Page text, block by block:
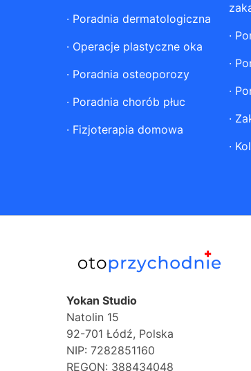
· Poradnia dermatologiczna
· Operacje plastyczne oka
· Poradnia osteoporozy
· Poradnia chorób płuc
· Fizjoterapia domowa
·
·
·
·
·
Yokan Studio
Natolin 15
92-701 Łódź, Polska
NIP: 7282851160
REGON: 388434048